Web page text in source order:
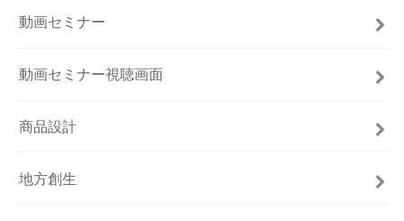
動画セミナー
動画セミナー視聴画面
商品設計
地方創生